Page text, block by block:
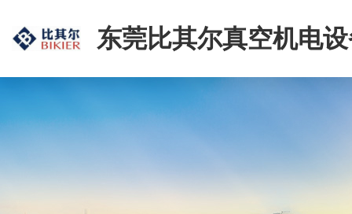
东莞比其尔真空机电
公司